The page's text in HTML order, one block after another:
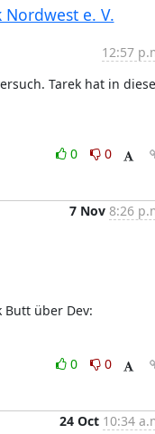
e. V.
12:57
Tarek hat in
0
0
7 Nov 8:26
Butt über Dev:
0
0
24 Oct 10:34